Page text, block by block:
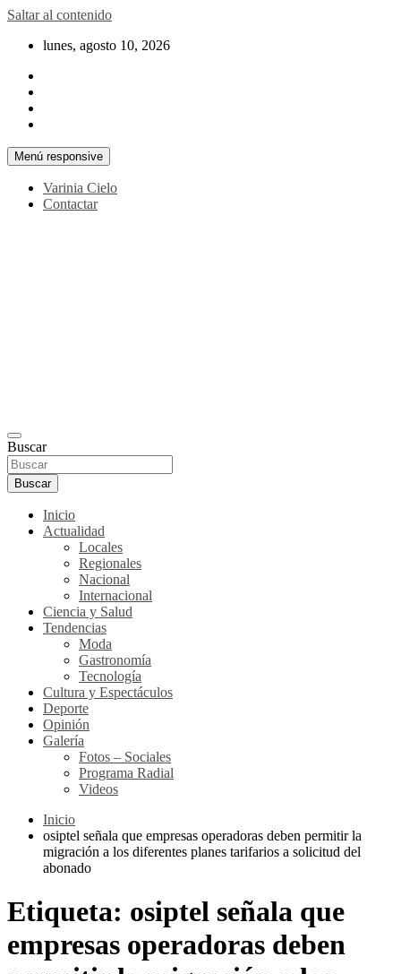
Saltar al contenido
lunes, agosto 10, 2026
Menú responsive
Varinia Cielo
Contactar
Buscar
Buscar
Inicio
Actualidad
Locales
Regionales
Nacional
Internacional
Ciencia y Salud
Tendencias
Moda
Gastronomía
Tecnología
Cultura y Espectáculos
Deporte
Opinión
Galería
Fotos – Sociales
Programa Radial
Videos
Inicio
osiptel señala que empresas operadoras deben permitir la
migración a los diferentes planes tarifarios a solicitud del
abonado
Etiqueta: osiptel señala que
empresas operadoras deben